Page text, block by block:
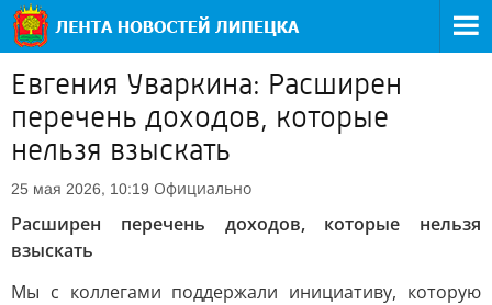
Евгения Уваркина: Расширен
перечень доходов, которые
нельзя взыскать
25 мая 2026, 10:19 Официально
Расширен перечень доходов, которые нельзя
взыскать
Мы с коллегами поддержали инициативу, которую